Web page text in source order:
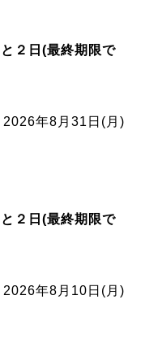
２日(最終期限で
年8月31日(月)
２日(最終期限で
年8月10日(月)